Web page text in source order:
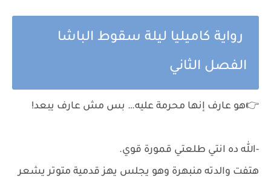
رواية كاميليا ليلة سقوط الباشا
الفصل الثاني
👉هو عارف إنها محرمة عليه… بس مش عارف يبعد!
-الله ده انتي طلعتي قمورة قوي.
هتفت والدته منبهرة وهو يجلس يهز قدمية متوتر يشعر